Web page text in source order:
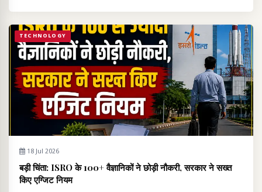
TECHNOLOGY
18 Jul 2026
बड़ी चिंता: ISRO के 100+ वैज्ञानिकों ने छोड़ी नौकरी, सरकार ने सख्त
किए एग्जिट नियम